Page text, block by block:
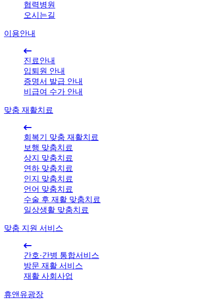
협력병원
오시는길
이용안내
진료안내
입퇴원 안내
증명서 발급 안내
비급여 수가 안내
맞춤 재활치료
회복기 맞춤 재활치료
보행 맞춤치료
상지 맞춤치료
연하 맞춤치료
인지 맞춤치료
언어 맞춤치료
수술 후 재활 맞춤치료
일상생활 맞춤치료
맞춤 지원 서비스
간호·간병 통합서비스
방문 재활 서비스
재활 사회사업
휴앤유광장